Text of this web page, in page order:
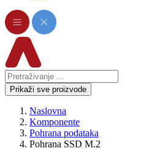
Prikaži sve proizvode
Naslovna
Komponente
Pohrana podataka
Pohrana SSD M.2